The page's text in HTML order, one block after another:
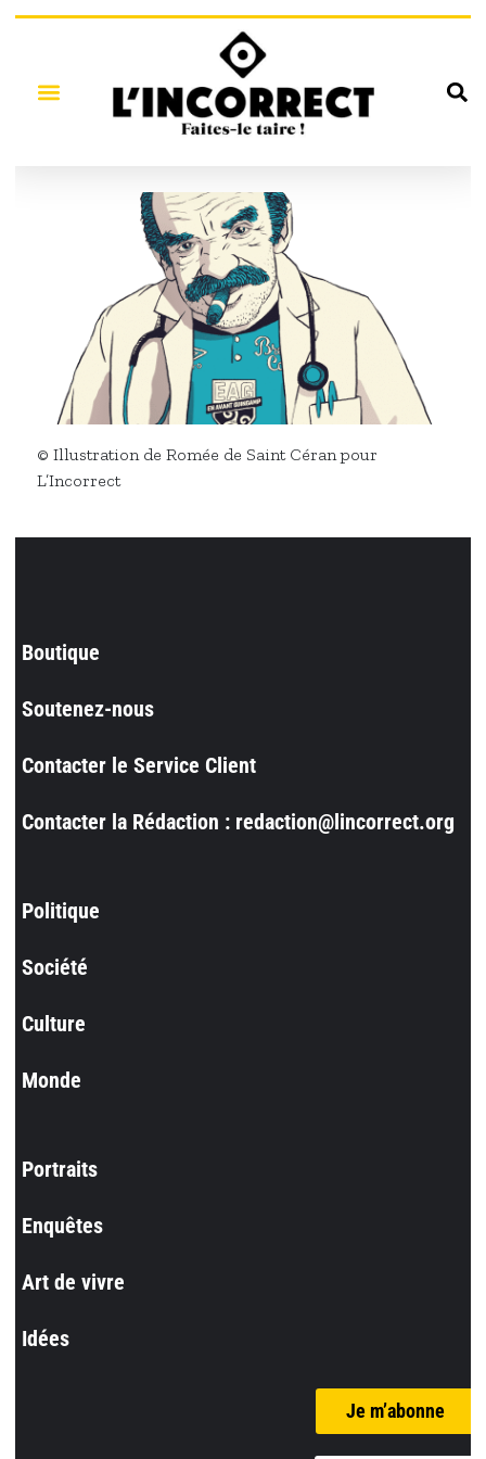
© Illustration de Romée de Saint Céran pour
L’Incorrect
Boutique
Soutenez-nous
Contacter le Service Client
Contacter la Rédaction : redaction@lincorrect.org
Politique
Société
Culture
Monde
Portraits
Enquêtes
Art de vivre
Idées
Je m’abonne